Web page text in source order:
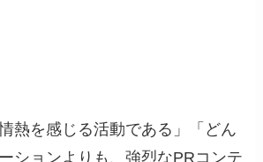
熱を感じる活動である」「どん
ションよりも、強烈なPRコンテ